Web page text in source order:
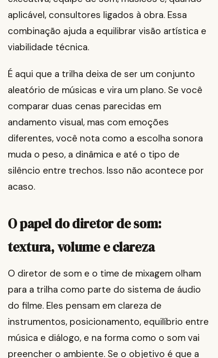
aplicável, consultores ligados à obra. Essa
combinação ajuda a equilibrar visão artística e
viabilidade técnica.
É aqui que a trilha deixa de ser um conjunto
aleatório de músicas e vira um plano. Se você
comparar duas cenas parecidas em
andamento visual, mas com emoções
diferentes, você nota como a escolha sonora
muda o peso, a dinâmica e até o tipo de
silêncio entre trechos. Isso não acontece por
acaso.
O papel do diretor de som:
textura, volume e clareza
O diretor de som e o time de mixagem olham
para a trilha como parte do sistema de áudio
do filme. Eles pensam em clareza de
instrumentos, posicionamento, equilíbrio entre
música e diálogo, e na forma como o som vai
preencher o ambiente. Se o objetivo é que a